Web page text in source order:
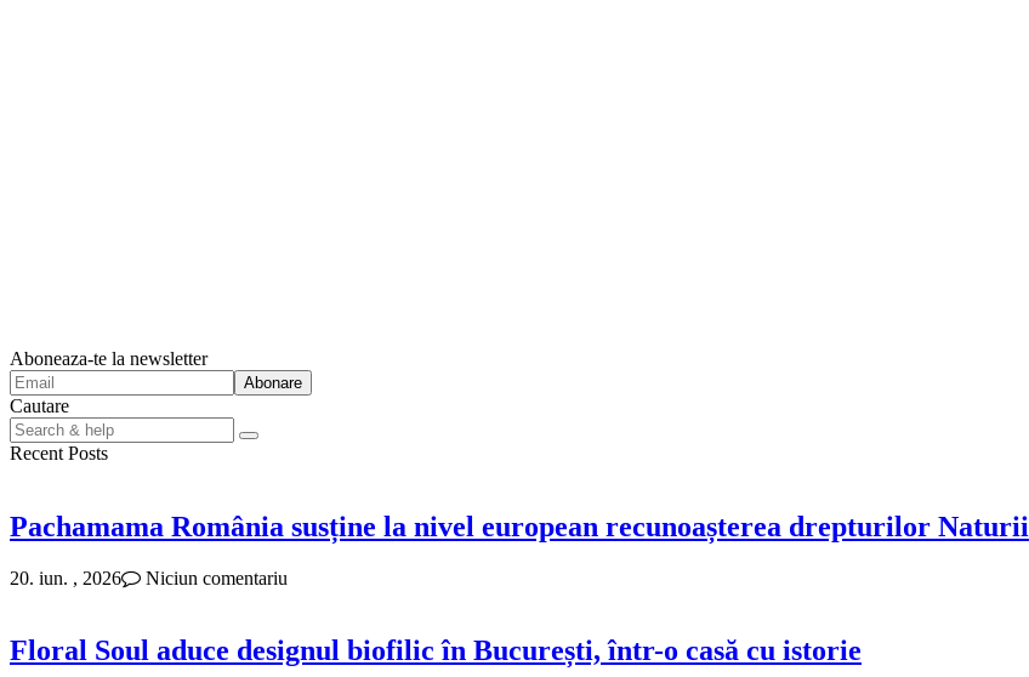
Aboneaza-te la newsletter
Cautare
Search
for:
Recent Posts
Pachamama România susține la nivel european recunoașterea drepturilor Naturii
20. iun. , 2026 Niciun comentariu
Floral Soul aduce designul biofilic în București, într-o casă cu istorie